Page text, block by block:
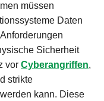
müssen
Daten
Sicherheit
vor Cyberangriffen,
strikte
kann. Diese